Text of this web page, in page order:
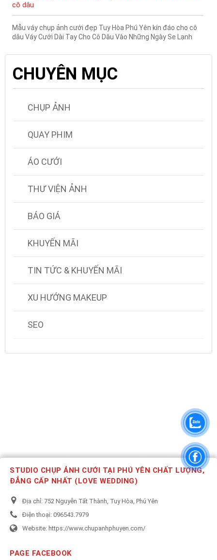
cô dâu
Mẫu váy chụp ảnh cưới đẹp Tuy Hòa Phú Yên kín đáo cho cô
dâu Váy Cưới Dài Tay Cho Cô Dâu Vào Những Ngày Se Lạnh
CHUYÊN MỤC
CHỤP ẢNH
QUAY PHIM
ÁO CƯỚI
THƯ VIỆN ẢNH
BÁO GIÁ
KHUYẾN MÃI
TIN TỨC & KHUYẾN MÃI
XU HƯỚNG MAKEUP
SEO
STUDIO CHỤP ẢNH CƯỚI TẠI PHÚ YÊN CHẤT LƯỢNG,
ĐẲNG CẤP NHẤT (LOVE WEDDING)
Địa chỉ: 752 Nguyễn Tất Thành, Tuy Hòa, Phú Yên
Điện thoại: 096543.7979
Website: https://www.chupanhphuyen.com/
PAGE FACEBOOK